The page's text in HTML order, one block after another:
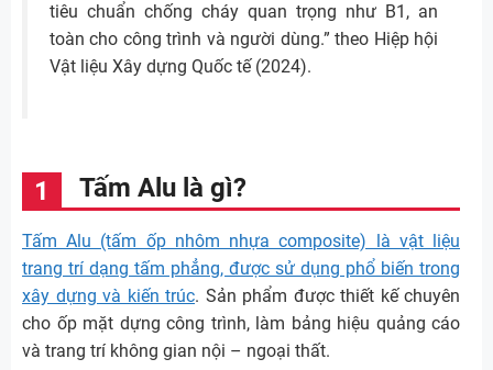
tiêu chuẩn chống cháy quan trọng như B1, an
toàn cho công trình và người dùng.” theo Hiệp hội
Vật liệu Xây dựng Quốc tế (2024).
Tấm Alu là gì?
Tấm Alu (tấm ốp nhôm nhựa composite) là vật liệu
trang trí dạng tấm phẳng, được sử dụng phổ biến trong
xây dựng và kiến trúc. Sản phẩm được thiết kế chuyên
cho ốp mặt dựng công trình, làm bảng hiệu quảng cáo
và trang trí không gian nội – ngoại thất.